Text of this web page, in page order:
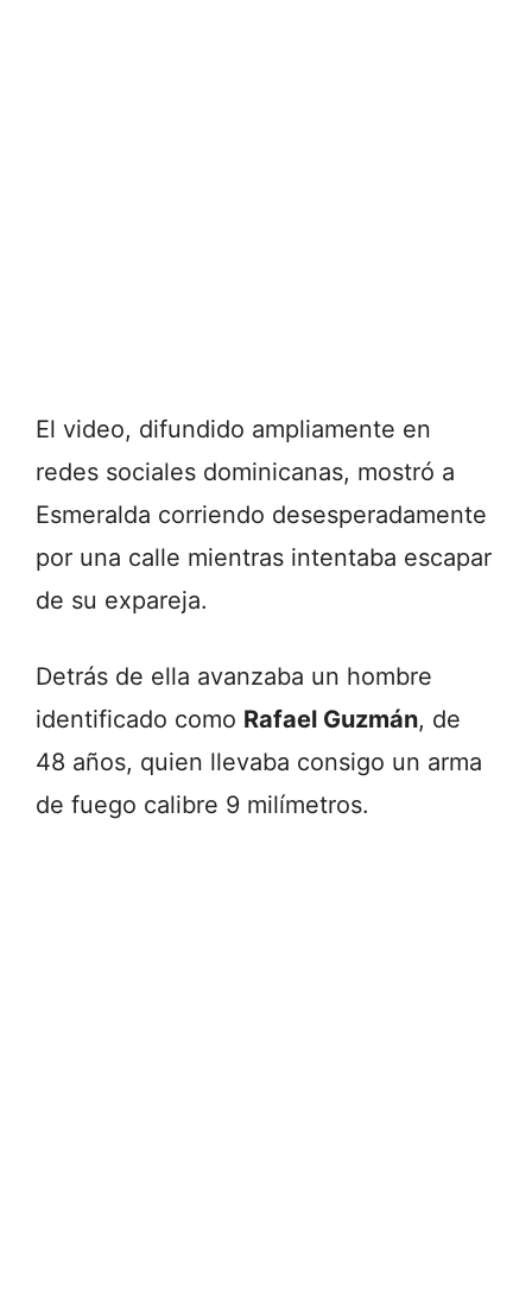
El video, difundido ampliamente en
redes sociales dominicanas, mostró a
Esmeralda corriendo desesperadamente
por una calle mientras intentaba escapar
de su expareja.
Detrás de ella avanzaba un hombre
identificado como Rafael Guzmán, de
48 años, quien llevaba consigo un arma
de fuego calibre 9 milímetros.